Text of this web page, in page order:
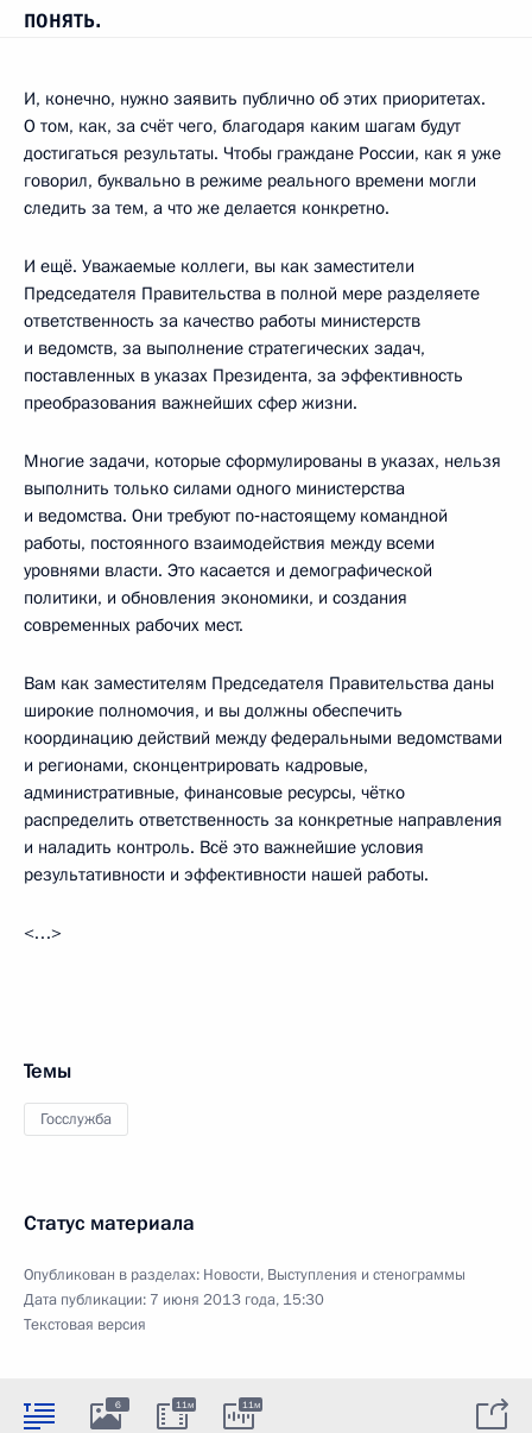
понять.
И, конечно, нужно заявить публично об этих приоритетах.
О том, как, за счёт чего, благодаря каким шагам будут
достигаться результаты. Чтобы граждане России, как я уже
говорил, буквально в режиме реального времени могли
следить за тем, а что же делается конкретно.
И ещё. Уважаемые коллеги, вы как заместители
Председателя Правительства в полной мере разделяете
ответственность за качество работы министерств
и ведомств, за выполнение стратегических задач,
поставленных в указах Президента, за эффективность
преобразования важнейших сфер жизни.
Многие задачи, которые сформулированы в указах, нельзя
выполнить только силами одного министерства
и ведомства. Они требуют по‑настоящему командной
работы, постоянного взаимодействия между всеми
уровнями власти. Это касается и демографической
политики, и обновления экономики, и создания
современных рабочих мест.
Вам как заместителям Председателя Правительства даны
широкие полномочия, и вы должны обеспечить
координацию действий между федеральными ведомствами
и регионами, сконцентрировать кадровые,
административные, финансовые ресурсы, чётко
распределить ответственность за конкретные направления
и наладить контроль. Всё это важнейшие условия
результативности и эффективности нашей работы.
<…>
Темы
Госслужба
Статус материала
Опубликован в разделах: Новости, Выступления и стенограммы
Дата публикации: 7 июня 2013 года, 15:30
Текстовая версия
6 11м 11м